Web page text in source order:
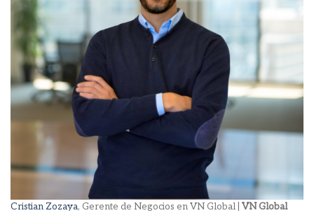
Cristian Zozaya, Gerente de Negocios en VN Global | VN Global